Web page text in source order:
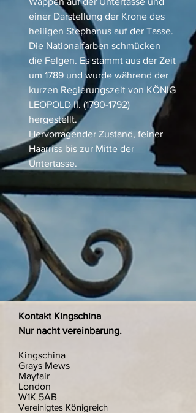
einer Darstellung der Krone des
heiligen Stephanus auf der Tasse.
Die Nationalfarben schmücken
die Felgen. Es stammt aus der Zeit
um 1789 und wurde während der
kurzen Regierungszeit von KÖNIG
LEOPOLD II. (1790-1792)
hergestellt.
Hervorragender Zustand, feiner
Haarriss bis zur Mitte der
Untertasse.
Kontakt Kingschina
Nur nacht vereinbarung.
Kingschina
Grays Mews
Mayfair
London
W1K 5AB
Vereinigtes Königreich